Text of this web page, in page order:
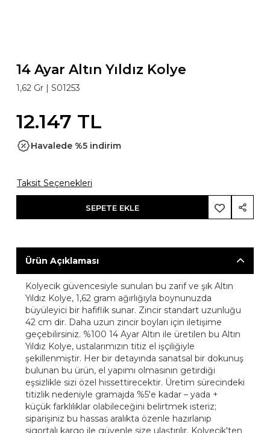
14 Ayar Altın Yıldız Kolye
1,62 Gr | S01253
12.147 TL
Havalede %5 indirim
Taksit Seçenekleri
SEPETE EKLE
Ürün Açıklaması
Kolyecik güvencesiyle sunulan bu zarif ve şık Altın
Yıldız Kolye, 1,62 gram ağırlığıyla boynunuzda
büyüleyici bir hafiflik sunar. Zincir standart uzunluğu
42 cm dir. Daha uzun zincir boyları için iletişime
geçebilirsiniz. %100 14 Ayar Altın ile üretilen bu Altın
Yıldız Kolye, ustalarımızın titiz el işçiliğiyle
şekillenmiştir. Her bir detayında sanatsal bir dokunuş
bulunan bu ürün, el yapımı olmasının getirdiği
eşsizlikle sizi özel hissettirecektir. Üretim sürecindeki
titizlik nedeniyle gramajda %5'e kadar – yada +
küçük farklılıklar olabileceğini belirtmek isteriz;
siparişiniz bu hassas aralıkta özenle hazırlanıp